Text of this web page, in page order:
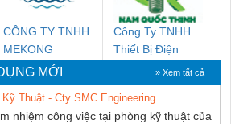
CÔNG TY TNHH
MEKONG
MARINE
SUPPLY
Công Ty TNHH
Thiết Bị Điện
Nam Quốc Thịnh
MỚI » Xem tất cả
Thuật - Cty SMC Engineering
nhiệm công việc tại phòng kỹ thuật của